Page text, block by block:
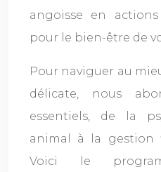
angoisse en
pour le bien-être de
Pour naviguer au
délicate, nous
essentiels, de la
animal à la gestion
Voici le